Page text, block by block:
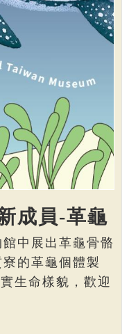
成員-革龜
中展出革龜骨骼
的革龜個體製
生命樣貌，歡迎